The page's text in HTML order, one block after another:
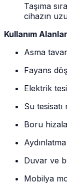
Taşıma
cihazın
Kullanım
Asma
Fayans
Elektrik
Su tesisatı
Boru
Duvar ve
Mobilya